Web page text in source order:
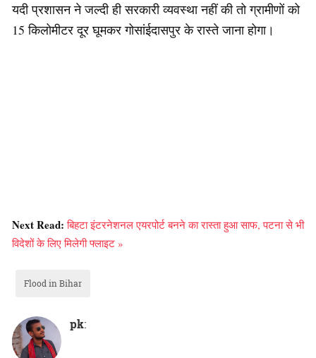
यदी प्रशासन ने जल्दी ही सरकारी व्यवस्था नहीं की तो ग्रामीणों को
15 किलोमीटर दूर घूमकर गोसांईदासपुर के रास्ते जाना होगा।
Next Read:बिहटा इंटरनेशनल एयरपोर्ट बनने का रास्ता हुआ साफ, पटना से भी
विदेशों के लिए मिलेगी फ्लाइट »
Flood in Bihar
pk: